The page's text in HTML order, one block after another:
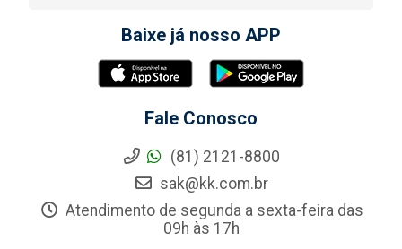
Baixe já nosso APP
Fale Conosco
(81) 2121-8800
sak@kk.com.br
Atendimento de segunda a sexta-feira das
09h às 17h